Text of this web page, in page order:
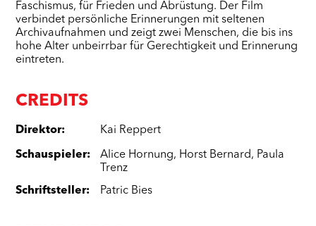
Faschismus, für Frieden und Abrüstung. Der Film
verbindet persönliche Erinnerungen mit seltenen
Archivaufnahmen und zeigt zwei Menschen, die bis ins
hohe Alter unbeirrbar für Gerechtigkeit und Erinnerung
eintreten.
CREDITS
Direktor: Kai Reppert
Schauspieler: Alice Hornung, Horst Bernard, Paula
Trenz
Schriftsteller: Patric Bies